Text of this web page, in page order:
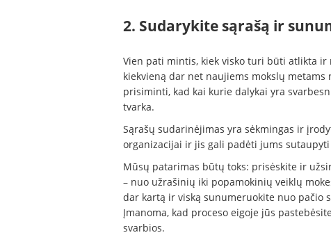
2. Sudarykite sąrašą ir
Vien pati mintis, kiek visko turi būti atlikta
kiekvieną dar net naujiems mokslų
prisiminti, kad kai kurie dalykai yra
tvarka.
Sąrašų sudarinėjimas yra sėkmingas ir
organizacijai ir jis gali padėti jums
Mūsų patarimas būtų toks: prisėskite ir
– nuo užrašinių iki popamokinių veiklų
dar kartą ir viską sunumeruokite nuo pačio
Įmanoma, kad proceso eigoje jūs
svarbios.